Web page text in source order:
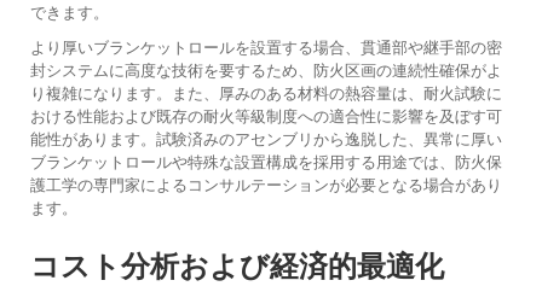
できます。
より厚いブランケットロールを設置する場合、貫通部や継手部の密
封システムに高度な技術を要するため、防火区画の連続性確保がよ
り複雑になります。また、厚みのある材料の熱容量は、耐火試験に
おける性能および既存の耐火等級制度への適合性に影響を及ぼす可
能性があります。試験済みのアセンブリから逸脱した、異常に厚い
ブランケットロールや特殊な設置構成を採用する用途では、防火保
護工学の専門家によるコンサルテーションが必要となる場合があり
ます。
コスト分析および経済的最適化